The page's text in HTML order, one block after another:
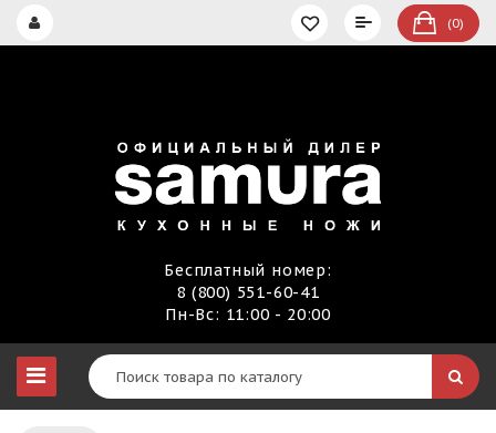
(0)
Бесплатный номер:
8 (800) 551-60-41
Пн-Вс: 11:00 - 20:00